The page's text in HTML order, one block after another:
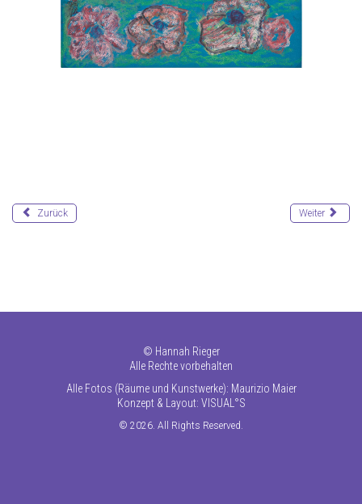
Zurück Weiter
© Hannah Rieger
Alle Rechte vorbehalten
Alle Fotos (Räume und Kunstwerke): Maurizio Maier
Konzept & Layout: VISUAL°S
© 2026. All Rights Reserved.